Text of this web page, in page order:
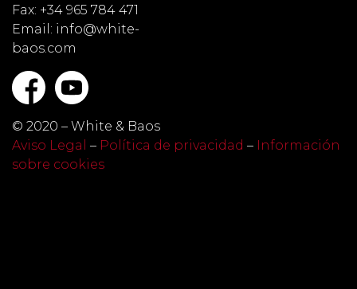
Fax: +34 965 784 471
Email: info@white-
baos.com
© 2020 – White & Baos
Aviso Legal – Política de privacidad – Información
sobre cookies